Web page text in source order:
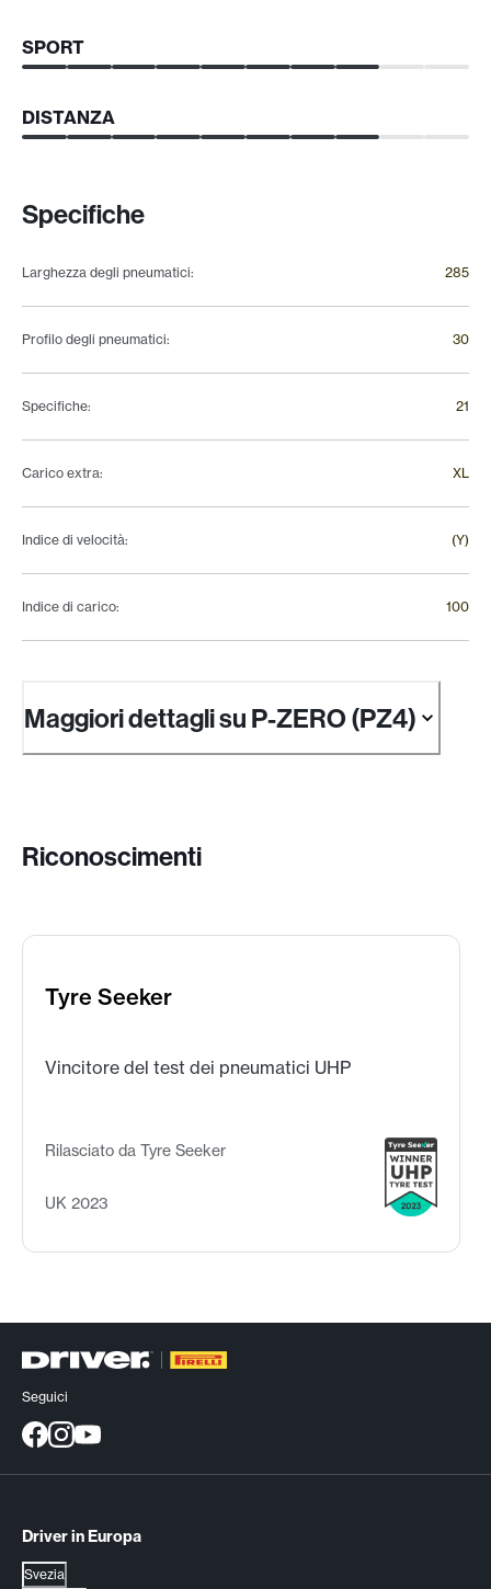
SPORT
DISTANZA
Specifiche
Larghezza degli pneumatici: 285
Profilo degli pneumatici: 30
Specifiche: 21
Carico extra: XL
Indice di velocità: (Y)
Indice di carico: 100
Maggiori dettagli su P-ZERO (PZ4)
Riconoscimenti
Tyre Seeker
Vincitore del test dei pneumatici UHP
Rilasciato da Tyre Seeker
UK 2023
Seguici
Driver in Europa
Svezia